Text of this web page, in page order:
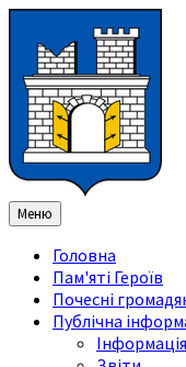
змісту
ліву
бічну
панель
праву
бічну
панель
нижнього
колонтитула
Меню
Головна
Пам'яті Героїв
Почесні
Публічна